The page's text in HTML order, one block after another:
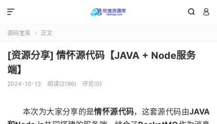
 

源码宝库  正文
[资源分享] 情怀源代码【JAVA + Node服务
端】
2024-10-13 阅读(2186) 评论(0)
本次为大家分享的是情怀源代码，这套源代码由JAVA